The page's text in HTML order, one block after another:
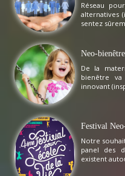
Réseau
alternatives
sentez
Neo-
De la
bienêtre
innovant
Festival
Notre
panel des
existent